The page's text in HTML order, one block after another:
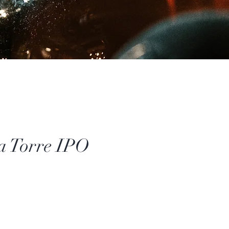
Torre IPO